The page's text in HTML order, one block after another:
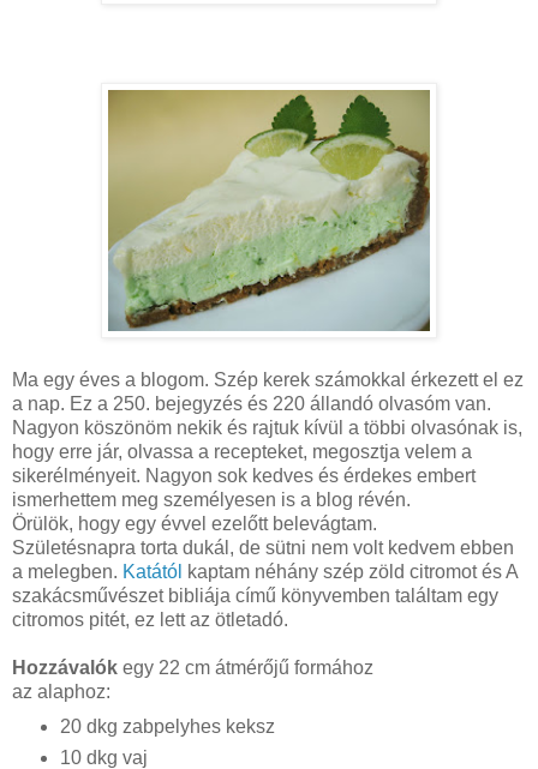
Ma egy éves a blogom. Szép kerek számokkal érkezett el ez
a nap. Ez a 250. bejegyzés és 220 állandó olvasóm van.
Nagyon köszönöm nekik és rajtuk kívül a többi olvasónak is,
hogy erre jár, olvassa a recepteket, megosztja velem a
sikerélményeit. Nagyon sok kedves és érdekes embert
ismerhettem meg személyesen is a blog révén.
Örülök, hogy egy évvel ezelőtt belevágtam.
Születésnapra torta dukál, de sütni nem volt kedvem ebben
a melegben. Katától kaptam néhány szép zöld citromot és A
szakácsművészet bibliája című könyvemben találtam egy
citromos pitét, ez lett az ötletadó.
Hozzávalók egy 22 cm átmérőjű formához
az alaphoz:
20 dkg zabpelyhes keksz
10 dkg vaj